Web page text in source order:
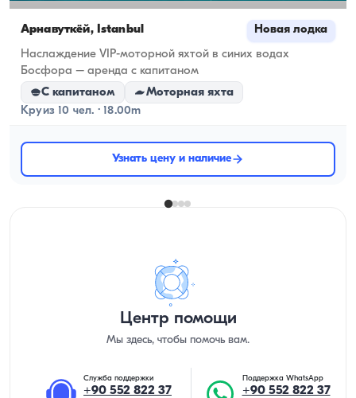
Арнавуткёй, İstanbul Новая лодка
Наслаждение VIP-моторной яхтой в синих водах
Босфора – аренда с капитаном
С капитаном
Моторная яхта
Круиз 10 чел. · 18.00m
Узнать цену и наличие
Центр помощи
Мы здесь, чтобы помочь вам.
Служба поддержки
+90 552 822 37
Поддержка WhatsApp
+90 552 822 37